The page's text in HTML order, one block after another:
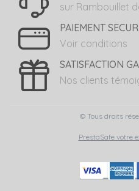
sur Rambouillet
PAIEMENT
Voir conditions
SATISFACTION
Nos clients
© Tous droits
PrestaSafe votre